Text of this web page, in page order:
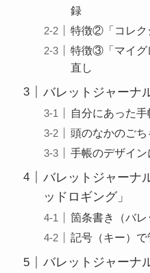
録
特徴②「コレク
特徴③「マイグ
直し
バレットジャーナ
自分にあった
頭のなかのごち
手帳のデザイン
バレットジャーナ
ッドロギング」
箇条書き（バ
記号（キー）で
バレットジャーナ